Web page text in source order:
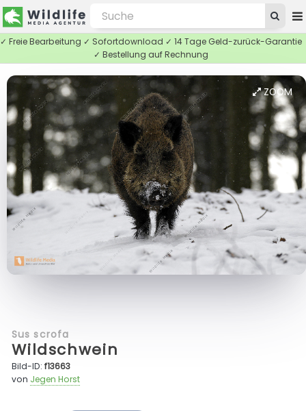
✓ Freie Bearbeitung ✓ Sofortdownload ✓ 14 Tage Geld-zurück-Garantie
✓ Bestellung auf Rechnung
ZOOM
Sus scrofa
Wildschwein
Bild-ID:f13663
von Jegen Horst